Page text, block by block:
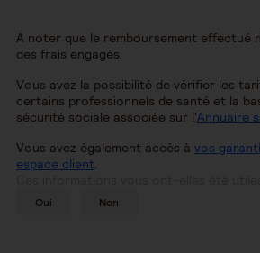
A noter que le remboursement effectué
des frais engagés.
Vous avez la possibilité de vérifier les
certains professionnels de santé et la
sécurité sociale associée sur l'Annuaire
Vous avez également accès à vos
espace client.
Oui Non